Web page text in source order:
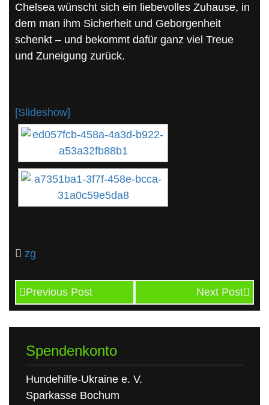
Chelsea wünscht sich ein liebevolles Zuhause, in
dem man ihm Sicherheit und Geborgenheit
schenkt – und bekommt dafür ganz viel Treue
und Zuneigung zurück.
[Slideshow]
zg
Previous Post Next Post
Spendenkonto
Hundehilfe-Ukraine e. V.
Sparkasse Bochum